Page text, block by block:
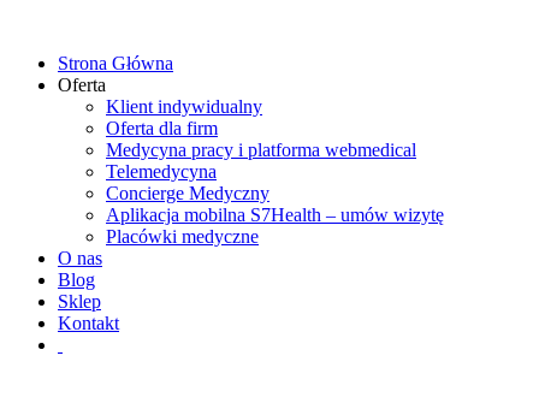
Strona Główna
Oferta
Klient indywidualny
Oferta dla firm
Medycyna pracy i platforma webmedical
Telemedycyna
Concierge Medyczny
Aplikacja mobilna S7Health – umów wizytę
Placówki medyczne
O nas
Blog
Sklep
Kontakt